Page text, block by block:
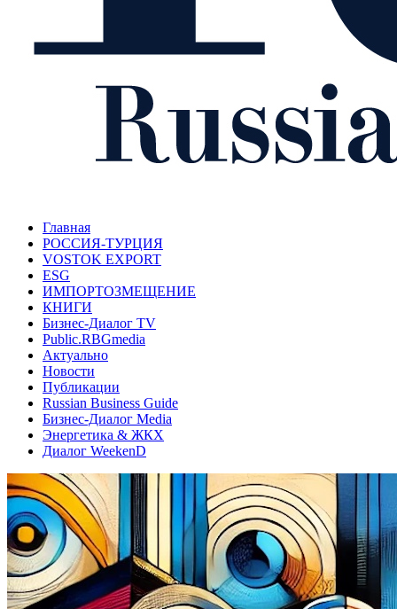
Главная
РОССИЯ-ТУРЦИЯ
VOSTOK EXPORT
ESG
ИМПОРТОЗМЕЩЕНИЕ
КНИГИ
Бизнес-Диалог TV
Public.RBGmedia
Актуально
Новости
Публикации
Russian Business Guide
Бизнес-Диалог Media
Энергетика & ЖКХ
Диалог WeekenD